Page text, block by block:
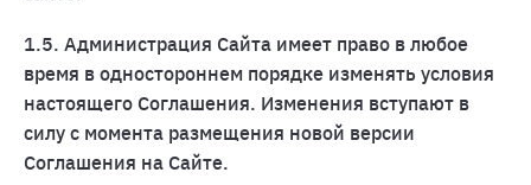
1.5. Администрация Сайта имеет право в любое
время в одностороннем порядке изменять условия
настоящего Соглашения. Изменения вступают в
силу с момента размещения новой версии
Соглашения на Сайте.